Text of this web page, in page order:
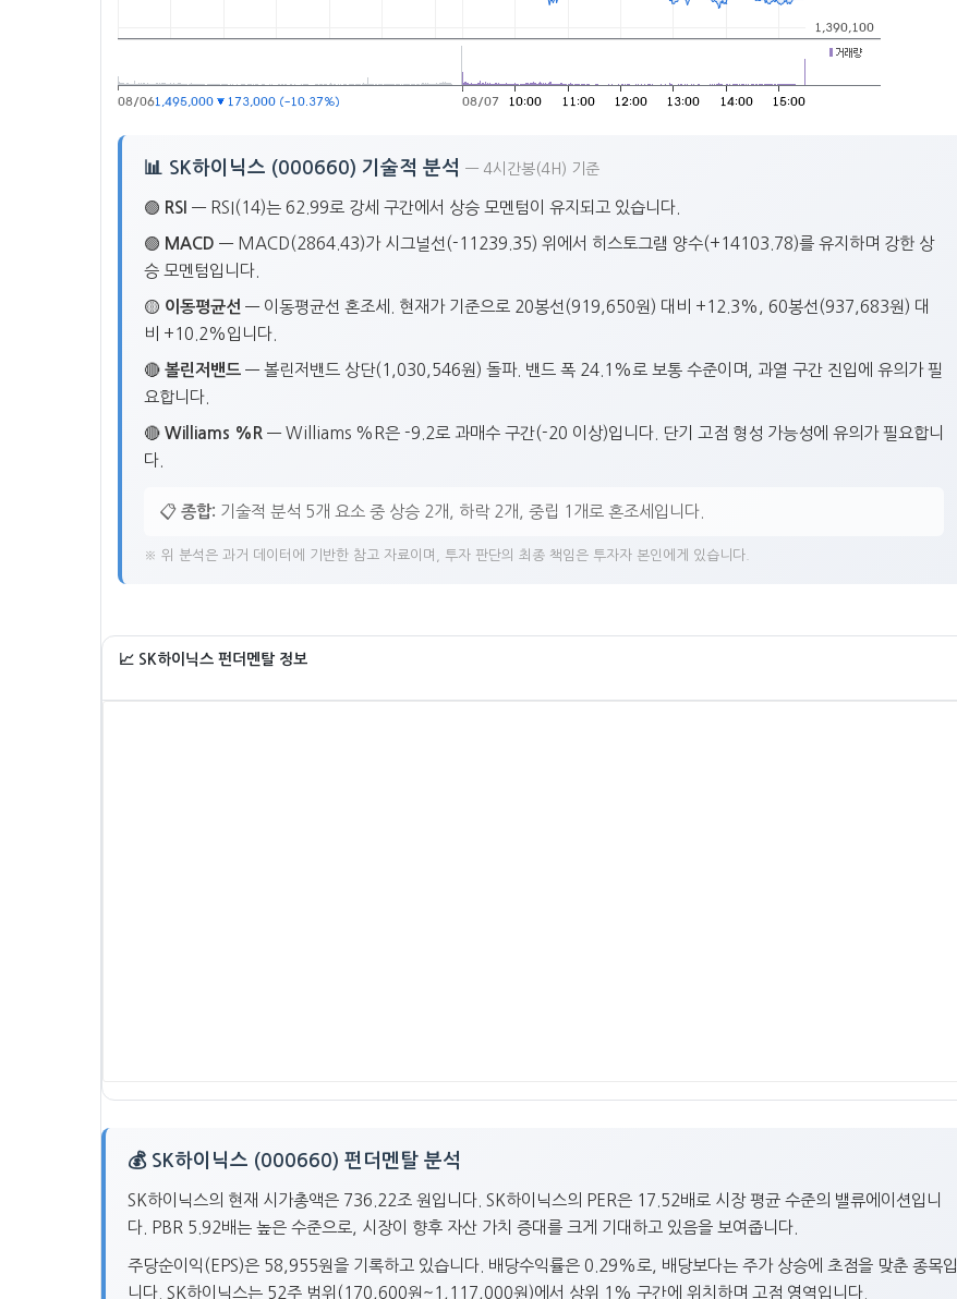
📊 SK하이닉스 (000660) 기술적 분석 — 4시간봉(4H) 기준
🟢 RSI — RSI(14)는 62.99로 강세 구간에서 상승 모멘텀이 유지되고 있습니다.
🟢 MACD — MACD(2864.43)가 시그널선(-11239.35) 위에서 히스토그램 양수(+14103.78)를 유지하며 강한 상
승 모멘텀입니다.
🟡 이동평균선 — 이동평균선 혼조세. 현재가 기준으로 20봉선(919,650원) 대비 +12.3%, 60봉선(937,683원) 대
비 +10.2%입니다.
🔴 볼린저밴드 — 볼린저밴드 상단(1,030,546원) 돌파. 밴드 폭 24.1%로 보통 수준이며, 과열 구간 진입에 유의가 필
요합니다.
🔴 Williams %R — Williams %R은 -9.2로 과매수 구간(-20 이상)입니다. 단기 고점 형성 가능성에 유의가 필요합니
다.
📋 종합: 기술적 분석 5개 요소 중 상승 2개, 하락 2개, 중립 1개로 혼조세입니다.
※ 위 분석은 과거 데이터에 기반한 참고 자료이며, 투자 판단의 최종 책임은 투자자 본인에게 있습니다.
📈 SK하이닉스 펀더멘탈 정보
💰 SK하이닉스 (000660) 펀더멘탈 분석
SK하이닉스의 현재 시가총액은 736.22조 원입니다. SK하이닉스의 PER은 17.52배로 시장 평균 수준의 밸류에이션입니
다. PBR 5.92배는 높은 수준으로, 시장이 향후 자산 가치 증대를 크게 기대하고 있음을 보여줍니다.
주당순이익(EPS)은 58,955원을 기록하고 있습니다. 배당수익률은 0.29%로, 배당보다는 주가 상승에 초점을 맞춘 종목입
니다. SK하이닉스는 52주 범위(170,600원~1,117,000원)에서 상위 1% 구간에 위치하며 고점 영역입니다.